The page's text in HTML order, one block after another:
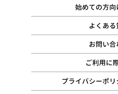
始めての方向
よくある
お問い合
ご利用に
プライバシーポ